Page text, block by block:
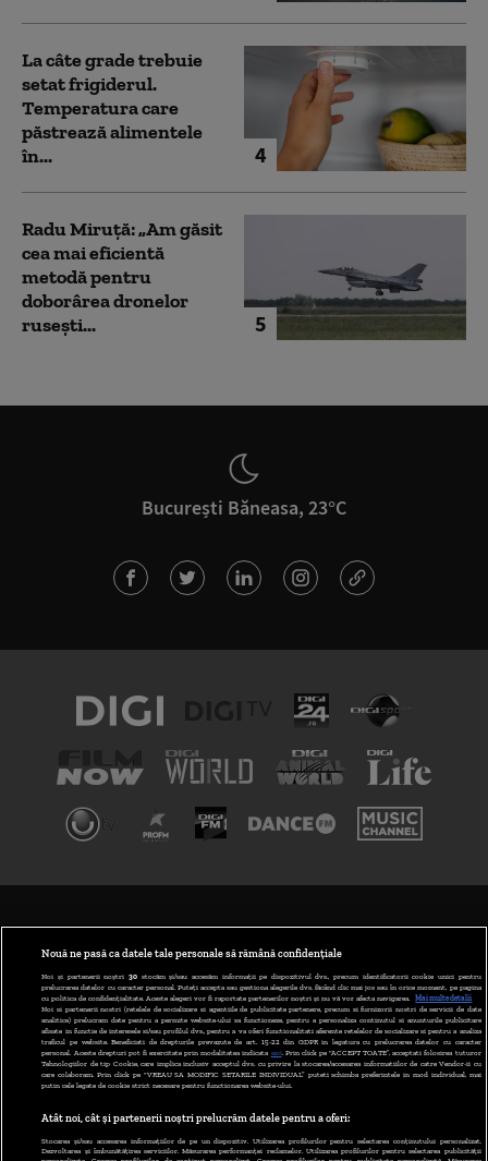
4
La câte grade trebuie
setat frigiderul.
Temperatura care
păstrează alimentele
în...
5
Radu Miruță: „Am găsit
cea mai eficientă
metodă pentru
doborârea dronelor
rusești...
București Băneasa, 23°C
ABONARE DIGI TV
GESTIONAȚI PREFERINȚELE
CODUL DIGI24
CAMERE WEB
CONTACT/INFO
Nouă ne pasă ca datele tale personale să rămână confidențiale
Noi și partenerii noștri 30stocăm și/sau accesăm informații pe dispozitivul dvs., precum identificatorii cookie unici pentru
prelucrarea datelor cu caracter personal. Puteți accepta sau gestiona alegerile dvs. făcând clic mai jos sau în orice moment, pe pagina
cu politica de confidențialitate. Aceste alegeri vor fi raportate partenerilor noștri și nu vă vor afecta navigarea.
Mai multe detalii
Noi si partenerii nostri (retelele de socializare si agentiile de publicitate partenere, precum si furnizorii nostri de servicii de date
analitice) prelucram date pentru a permite website-ului sa functioneze, pentru a personaliza continutul si anunturile publicitare
afisate in functie de interesele si/sau profilul dvs., pentru a va oferi functionalitati aferente retelelor de socializare si pentru a analiza
traficul pe website. Beneficiati de drepturile prevazute de art. 15-22 din GDPR in legatura cu prelucrarea datelor cu caracter
personal. Aceste drepturi pot fi exercitate prin modalitatea indicata aici. Prin click pe “ACCEPT TOATE”, acceptati folosirea tuturor
Tehnologiilor de tip Cookie, care implica inclusiv acceptul dvs. cu privire la stocarea/accesarea informatiilor de catre Vendor-ii cu
care colaboram. Prin click pe “VREAU SA MODIFIC SETARILE INDIVIDUAL” puteti schimba preferintele in mod individual, mai
putin cele legate de cookie strict necesare pentru functionarea website-ului.
Atât noi, cât și partenerii noștri prelucrăm datele pentru a oferi:
Stocarea și/sau accesarea informațiilor de pe un dispozitiv. Utilizarea profilurilor pentru selectarea conținutului personalizat.
Dezvoltarea și îmbunătățirea serviciilor. Măsurarea performanței reclamelor. Utilizarea profilurilor pentru selectarea publicității